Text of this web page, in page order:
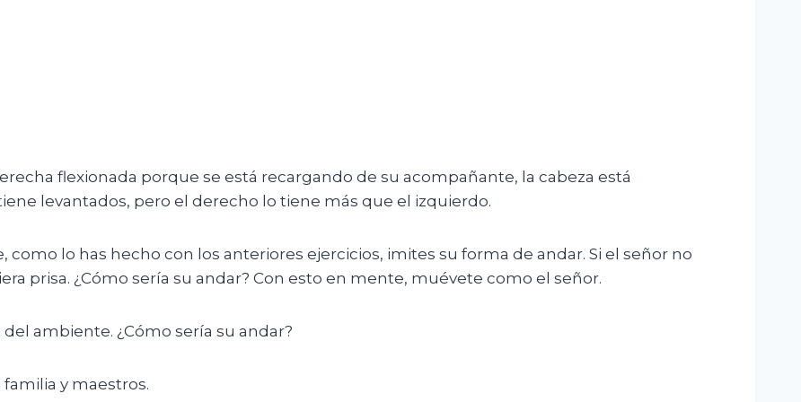
flexionada porque se está recargando de su acompañante, la cabeza está
levantados, pero el derecho lo tiene más que el izquierdo.
como lo has hecho con los anteriores ejercicios, imites su forma de andar. Si el señor no
prisa. ¿Cómo sería su andar? Con esto en mente, muévete como el señor.
ambiente. ¿Cómo sería su andar?
y maestros.